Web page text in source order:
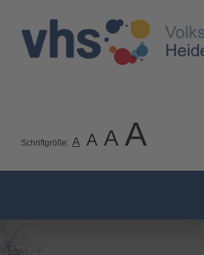
Schriftgröße: A A A A